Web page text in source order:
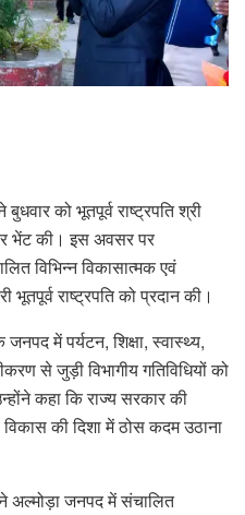
को भूतपूर्व राष्ट्रपति श्री
भेंट की। इस अवसर पर
विभिन्न विकासात्मक एवं
राष्ट्रपति को प्रदान की।
जनपद में पर्यटन, शिक्षा, स्वास्थ्य,
से जुड़ी विभागीय गतिविधियों को
कहा कि राज्य सरकार की
विकास की दिशा में ठोस कदम उठाना
ने अल्मोड़ा जनपद में संचालित